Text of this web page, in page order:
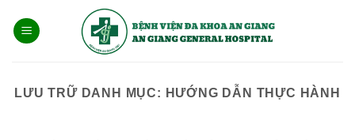
qua
LƯU TRỮ DANH MỤC: HƯỚNG DẪN THỰC HÀNH